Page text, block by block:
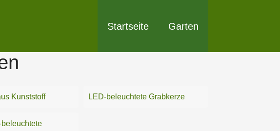
Startseite Garten
Kunststoff LED-beleuchtete Grabkerze